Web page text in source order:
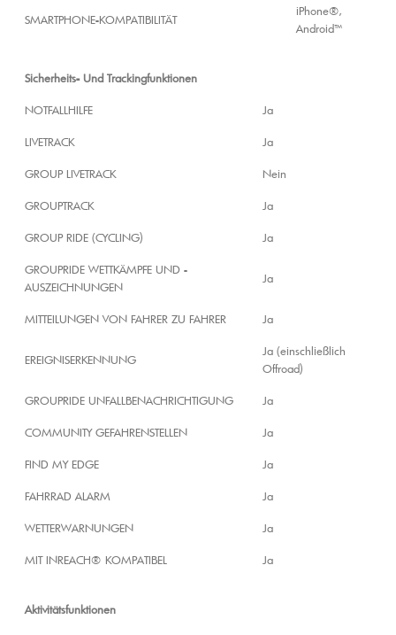
SMARTPHONE-KOMPATIBILITÄT
iPhone®,
Android™
Sicherheits- Und Trackingfunktionen
NOTFALLHILFE Ja
LIVETRACK Ja
GROUP LIVETRACK Nein
GROUPTRACK Ja
GROUP RIDE (CYCLING) Ja
GROUPRIDE WETTKÄMPFE UND -
AUSZEICHNUNGEN
Ja
MITTEILUNGEN VON FAHRER ZU FAHRER Ja
EREIGNISERKENNUNG
Ja (einschließlich
Offroad)
GROUPRIDE UNFALLBENACHRICHTIGUNG Ja
COMMUNITY GEFAHRENSTELLEN Ja
FIND MY EDGE Ja
FAHRRAD ALARM Ja
WETTERWARNUNGEN Ja
MIT INREACH® KOMPATIBEL Ja
Aktivitätsfunktionen